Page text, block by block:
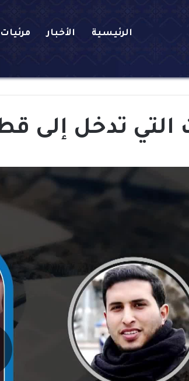
الرئيسية الأخبار مرئيات
تدخل إلى